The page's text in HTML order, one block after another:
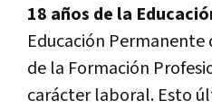
18 años de la
Educación Permanente
de la Formación
carácter laboral. Esto